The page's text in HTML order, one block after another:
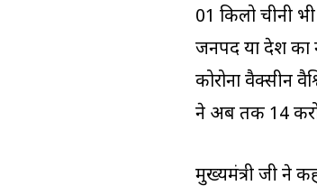
01 किलो चीनी
जनपद या प्रदेश
कोरोना वैक्सीन
ने अब तक 14
मुख्यमंत्री जी ने